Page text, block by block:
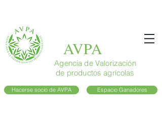
AVPA
Agencia de Valorización
de productos agrícolas
Hacerse socio de AVPA Espacio Ganadores